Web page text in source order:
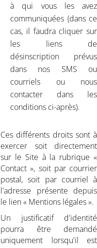
à qui vous les avez
communiquées (dans ce
cas, il faudra cliquer sur
les liens de
désinscription prévus
dans nos SMS ou
courriels ou nous
contacter dans les
conditions ci-après).
Ces différents droits sont à
exercer soit directement
sur le Site à la rubrique «
Contact », soit par courrier
postal, soit par courriel à
l'adresse présente depuis
le lien « Mentions légales ».
Un justificatif d'identité
pourra être demandé
uniquement lorsqu'il est